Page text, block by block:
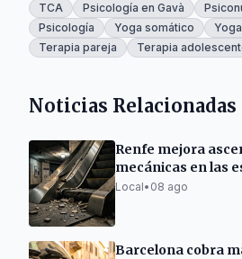
TCA Psicología en Gavà
Psicología
Yoga somático Yoga
Terapia pareja
Terapia
Noticias Relacionadas
Renfe mejora
mecánicas en las
Local• 08 ago
Barcelona cobra